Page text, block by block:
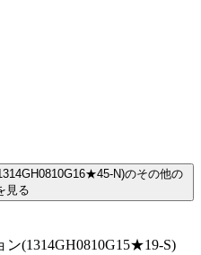
N)のその他の
見る
(1314GH0810G15★19-S)